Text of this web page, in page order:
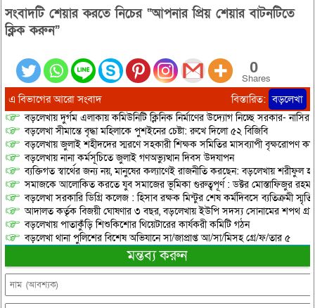
সংবাদটি শেয়ার করতে নিচের “আপনার প্রিয় শেয়ার বাটনটিতে
ক্লিক করুন”
0
Shares
এ বিভাগের আরো সংবাদ বিস্তারিত: বড়লেখা
বড়লেখায় দুর্গম এলাকায় কমিউনিটি ক্লিনিক নির্মাণের উদ্যোগ নিচ্ছে সরকার-
বড়লেখা সীমান্তে বৃদ্ধা মহিলাকে পুশইনের চেষ্টা: রুখে দিলো ৫২ বিজিবি
বড়লেখায় জুলাই শহীদদের স্মরণে সহকারী শিক্ষক সমিতির মাসব্যাপী বৃক্ষরোপণ
বড়লেখায় নানা কর্মসূচিতে জুলাই গণঅভ্যুত্থান দিবস উদযাপন
ব্যক্তিগত স্বার্থের জন্য নয়, মানুষের কল্যাণেই রাজনীতি করছেন: বড়লেখায় শরীফুল
সমাজকে আলোকিত করতে যুব সমাজের ভূমিকা গুরুত্বপূর্ণ : ডক্টর মোস্তাফিজুর
বড়লেখা সরকারি ডিগ্রি কলেজ : হিসাব রক্ষক মিন্টুর শেষ কর্মদিবসে ব্যতিক্রমী
আদালত কর্তৃক বিজয়ী ঘোষণার ৩ বছর, বড়লেখায় ইউপি সদস্য সোনামের শপথ
বড়লেখায় পাতাকুঁড়ি শিশুকিশোর থিয়েটারের কার্যকরী কমিটি গঠন
বড়লেখা থানা পুলিশের বিশেষ অভিযানে সা/জাপ্রাপ্ত আ/সা/মিসহ গ্রে/ফ/তার ৫
মন্তব্য করুন